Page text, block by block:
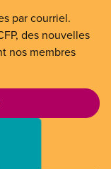
par courriel.
des nouvelles
nos membres